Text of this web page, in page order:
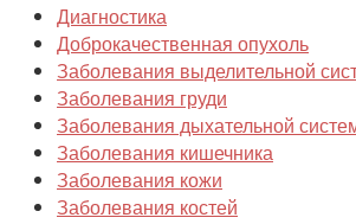
Диагностика
Доброкачественная опухоль
Заболевания выделительной
Заболевания груди
Заболевания дыхательной
Заболевания кишечника
Заболевания кожи
Заболевания костей